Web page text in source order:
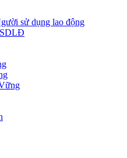
sử dụng lao động